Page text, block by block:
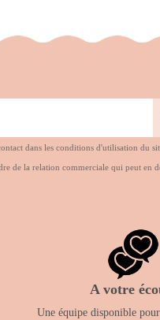
dans les conditions d'utilisation du
de la relation commerciale qui peut en
A votre
Une équipe disponible